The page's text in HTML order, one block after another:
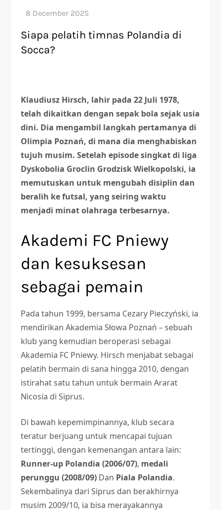
Siapa pelatih timnas Polandia di
Socca?
Klaudiusz Hirsch, lahir pada 22 Juli 1978,
telah dikaitkan dengan sepak bola sejak usia
dini. Dia mengambil langkah pertamanya di
Olimpia Poznań, di mana dia menghabiskan
tujuh musim. Setelah episode singkat di liga
Dyskobolia Groclin Grodzisk Wielkopolski, ia
memutuskan untuk mengubah disiplin dan
beralih ke futsal, yang seiring waktu
menjadi minat olahraga terbesarnya.
Akademi FC Pniewy
dan kesuksesan
sebagai pemain
Pada tahun 1999, bersama Cezary Pieczyński, ia
mendirikan Akademia Słowa Poznań – sebuah
klub yang kemudian beroperasi sebagai
Akademia FC Pniewy. Hirsch menjabat sebagai
pelatih bermain di sana hingga 2010, dengan
istirahat satu tahun untuk bermain Ararat
Nicosia di Siprus.
Di bawah kepemimpinannya, klub secara
teratur berjuang untuk mencapai tujuan
tertinggi, dengan kemenangan antara lain:
Runner-up Polandia (2006/07), medali
perunggu (2008/09) Dan Piala Polandia.
Sekembalinya dari Siprus dan berakhirnya
musim 2009/10, ia bisa merayakannya